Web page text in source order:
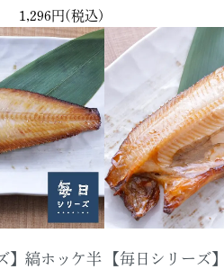
1,296円(税込)
】縞ホッケ半
【毎日シリーズ